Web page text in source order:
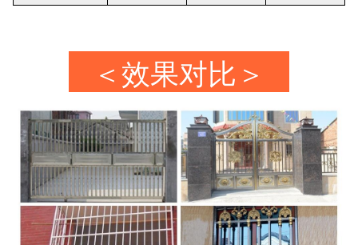
＜效果对比＞